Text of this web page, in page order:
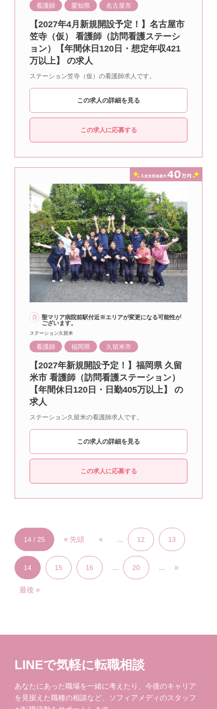
看護師 愛知県 名古屋市
【2027年4月新規開設予定！】名古屋市
笠寺（仮） 看護師（訪問看護ステーシ
ョン）【年間休日120日・想定年収421
万以上】 の求人
ステーション笠寺（仮）の看護師求人です。
この求人の詳細を見る
この求人に応募する
聖マリア病院前駅付近※エリアが変更になる可能性が
ございます。
ステーション久留米
看護師 福岡県 久留米市
【2027年新規開設予定！】福岡県 久留
米市 看護師（訪問看護ステーション）
【年間休日120日・日勤405万以上】 の
求人
ステーション久留米の看護師求人です。
この求人の詳細を見る
この求人に応募する
14 / 25 « 先頭 « ... 12 13
14 15 16 ... 20 ... »
最後 »
LINEで気軽に転職相談
あなたにあった職場を一緒に考えたり、今後のキャリア
を見据えた職種の相談など、ソフィアメディのスタッフ